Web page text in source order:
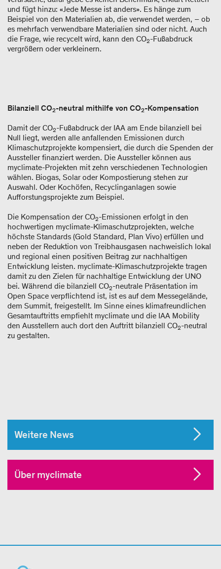
und fügt hinzu: «Jede Messe ist anders». Es hänge zum
Beispiel von den Materialien ab, die verwendet werden, – ob
es mehrfach verwendbare Materialien sind oder nicht. Auch
die Frage, wie recycelt wird, kann den CO2-Fußabdruck
vergrößern oder verkleinern.
Bilanziell CO2-neutral mithilfe von CO2-Kompensation
Damit der CO2-Fußabdruck der IAA am Ende bilanziell bei
Null liegt, werden alle anfallenden Emissionen durch
Klimaschutzprojekte kompensiert, die durch die Spenden der
Aussteller finanziert werden. Die Aussteller können aus
myclimate-Projekten mit zehn verschiedenen Technologien
wählen. Biogas, Solar oder Kompostierung stehen zur
Auswahl. Oder Kochöfen, Recyclinganlagen sowie
Aufforstungsprojekte zum Beispiel.
Die Kompensation der CO2-Emissionen erfolgt in den
hochwertigen myclimate-Klimaschutzprojekten, welche
höchste Standards (Gold Standard, Plan Vivo) erfüllen und
neben der Reduktion von Treibhausgasen nachweislich lokal
und regional einen positiven Beitrag zur nachhaltigen
Entwicklung leisten. myclimate-Klimaschutzprojekte tragen
damit zu den Zielen für nachhaltige Entwicklung der UNO
bei. Während die bilanziell CO2-neutrale Präsentation im
Open Space verpflichtend ist, ist es auf dem Messegelände,
dem Summit, freigestellt. Im Sinne eines klimafreundlichen
Gesamtauftritts empfiehlt myclimate und die IAA Mobility
den Ausstellern auch dort den Auftritt bilanziell CO2-neutral
zu gestalten.
Weitere News
Über myclimate